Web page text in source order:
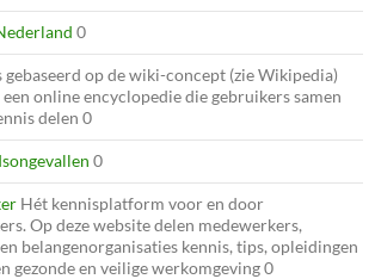
0
gebaseerd op de wiki-concept (zie Wikipedia)
online encyclopedie die gebruikers samen
delen 0
0
Hét kennisplatform voor en door
Op deze website delen medewerkers,
belangenorganisaties kennis, tips, opleidingen
gezonde en veilige werkomgeving 0